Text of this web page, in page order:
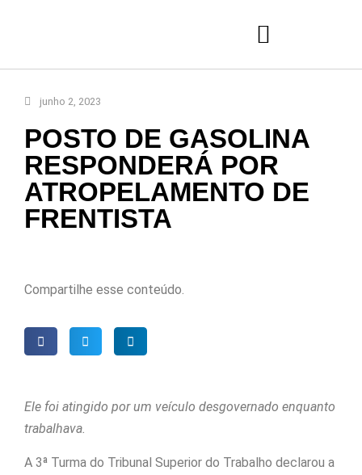
junho 2, 2023
POSTO DE GASOLINA
RESPONDERÁ POR
ATROPELAMENTO DE
FRENTISTA
Compartilhe esse conteúdo.
Ele foi atingido por um veículo desgovernado enquanto
trabalhava.
A 3ª Turma do Tribunal Superior do Trabalho declarou a